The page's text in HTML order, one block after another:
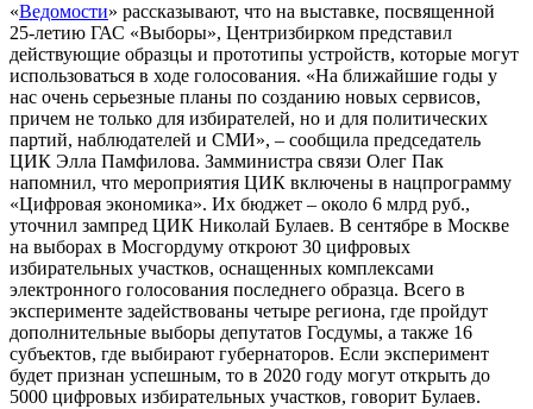
«Ведомости» рассказывают, что на выставке, посвященной
25-летию ГАС «Выборы», Центризбирком представил
действующие образцы и прототипы устройств, которые могут
использоваться в ходе голосования. «На ближайшие годы у
нас очень серьезные планы по созданию новых сервисов,
причем не только для избирателей, но и для политических
партий, наблюдателей и СМИ», – сообщила председатель
ЦИК Элла Памфилова. Замминистра связи Олег Пак
напомнил, что мероприятия ЦИК включены в нацпрограмму
«Цифровая экономика». Их бюджет – около 6 млрд руб.,
уточнил зампред ЦИК Николай Булаев. В сентябре в Москве
на выборах в Мосгордуму откроют 30 цифровых
избирательных участков, оснащенных комплексами
электронного голосования последнего образца. Всего в
эксперименте задействованы четыре региона, где пройдут
дополнительные выборы депутатов Госдумы, а также 16
субъектов, где выбирают губернаторов. Если эксперимент
будет признан успешным, то в 2020 году могут открыть до
5000 цифровых избирательных участков, говорит Булаев.